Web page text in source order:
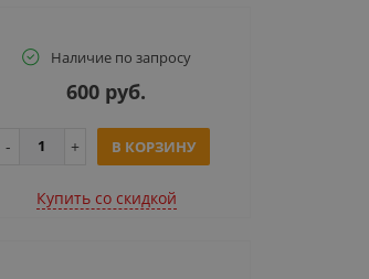
Наличие по запросу
600 руб.
В КОРЗИНУ
Купить cо скидкой